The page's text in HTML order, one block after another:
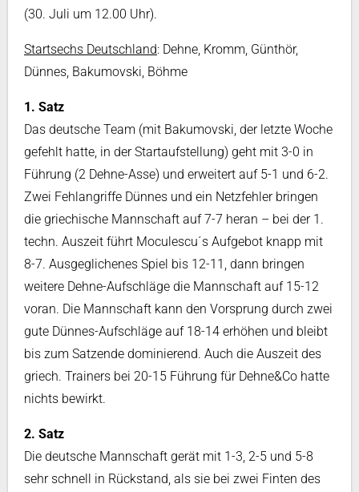
(30. Juli um 12.00 Uhr).
Startsechs Deutschland: Dehne, Kromm, Günthör,
Dünnes, Bakumovski, Böhme
1. Satz
Das deutsche Team (mit Bakumovski, der letzte Woche
gefehlt hatte, in der Startaufstellung) geht mit 3-0 in
Führung (2 Dehne-Asse) und erweitert auf 5-1 und 6-2.
Zwei Fehlangriffe Dünnes und ein Netzfehler bringen
die griechische Mannschaft auf 7-7 heran – bei der 1.
techn. Auszeit führt Moculescu´s Aufgebot knapp mit
8-7. Ausgeglichenes Spiel bis 12-11, dann bringen
weitere Dehne-Aufschläge die Mannschaft auf 15-12
voran. Die Mannschaft kann den Vorsprung durch zwei
gute Dünnes-Aufschläge auf 18-14 erhöhen und bleibt
bis zum Satzende dominierend. Auch die Auszeit des
griech. Trainers bei 20-15 Führung für Dehne&Co hatte
nichts bewirkt.
2. Satz
Die deutsche Mannschaft gerät mit 1-3, 2-5 und 5-8
sehr schnell in Rückstand, als sie bei zwei Finten des